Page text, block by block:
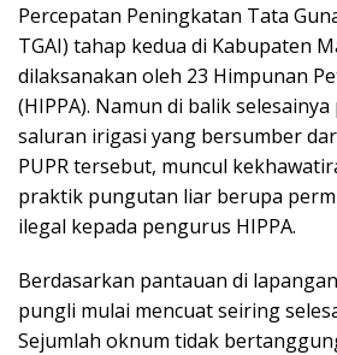
Percepatan Peningkatan Tata
TGAI) tahap kedua di Kabupaten
dilaksanakan oleh 23 Himpunan
(HIPPA). Namun di balik
saluran irigasi yang bersumber
PUPR tersebut, muncul
praktik pungutan liar berupa
ilegal kepada pengurus HIPPA.
Berdasarkan pantauan di
pungli mulai mencuat seiring
Sejumlah oknum tidak